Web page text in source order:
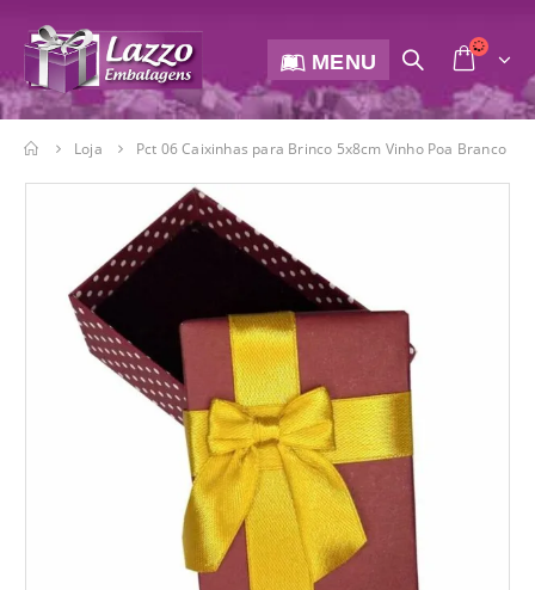
MENU
Loja Pct 06 Caixinhas para Brinco 5x8cm Vinho Poa Branco